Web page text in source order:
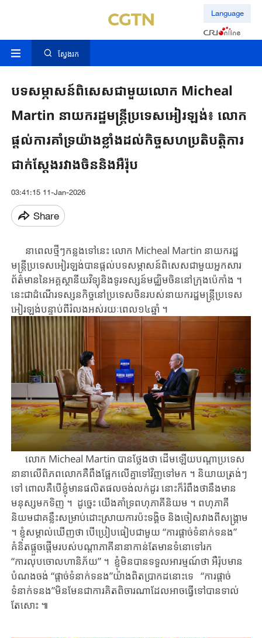
Language
ស្វែងរក
បទសម្ភាសន៍ពិសេសជាមួយលោក Micheal
Martin នាយករដ្ឋមន្ត្រីប្រទេសអៀរឡង់៖ លោក
ផ្តល់ការគាំទ្រយ៉ាងខ្លាំងដល់កិច្ចសហប្រតិបតិ្តការ
ជាក់ស្តែងរវាងចិននិងអឺរ៉ុប
03:41:15 11-Jan-2026
Share
នា​ពេល​ថ្មីៗ​កន្លង​ទៅនេះ ​លោក Micheal Martin នាយក​រដ្ឋ
មន្ត្រី​ប្រទេសអៀរឡង់បាន​ផ្តល់​បទសម្ភាសន៍ពិសេសជា​មួយ​អ្នក​សារ
ព័ត៌មាន​នៃ​អគ្គស្ថានីយ​វិទ្យុ​និង​ទូរទស្សន៍មជ្ឈិម​ចិន​នៅក្រុង​ប៉េកាំង ។
នេះជា​ដំណើរ​ទស្សនកិច្ច​នៅប្រទេស​ចិន​របស់​នាយក​រដ្ឋមន្ត្រី​ប្រទេស
អៀរឡង់បន្ទាប់ពីរំលងអស់រយៈពេល១៤ឆ្នាំ ។
លោក Micheal Martin បាន​ថ្លែង​ថា ដើមឡើយបណ្តា​ប្រទេស​
នានា​លើ​ពិភពលោកគឺពឹង​ផ្អែកលើ​គ្នាទៅវិញទៅមក​ ។ និយាយ​ត្រង់ៗ
ទៅ ពោលគឺ​បើ​ខ្ញុំ​មាន​ផលិត​ផល​ចង់លក់​ដូរ នោះ​ក៏រំពឹងថានឹង​មាន​​
មនុស្សមក​ទិញ ។ ​ ដូច្នេះ យើង​គាំទ្រ​ពហុភាគីនិយម​ ។ ពហុភាគី
និយម​ជា​គន្លឹះ​សម្រាប់​ដោះស្រាយ​ការ​ប៉ះទង្គិច និង​ចៀសវាង​ពី​សង្គ្រាម​
។ ខ្ញុំ​សម្គាល់ឃើញថា បើ​ប្រៀបធៀបជា​មួយ​​ “ការ​ផ្តាច់​ទំនាក់ទនង​”
គំនិ​តផ្តួច​ផ្តើម​របស់​បណ្តាភាគីនានា​កាន់តែមាន​ទំនោ​ទៅរក​
“ការលុបចោលហានិភ័យ” ។ ខ្ញុំ​មិន​បាន​ទទួល​អារម្មណ៍ថា អឺរ៉ុប​មាន
បំណង​ចង់​ “​ផ្តាច់​ទំនាក់ទនង​”យ៉ាង​ពិត​ប្រាកដនោះទេ ​ “ការ​ផ្តាច់​
ទំនាក់ទនង​”មិន​មែនជា​ការ​គិត​ពិចារណា​ដែលអាចធ្វើទៅបានទាល់​
តែសោះ ៕